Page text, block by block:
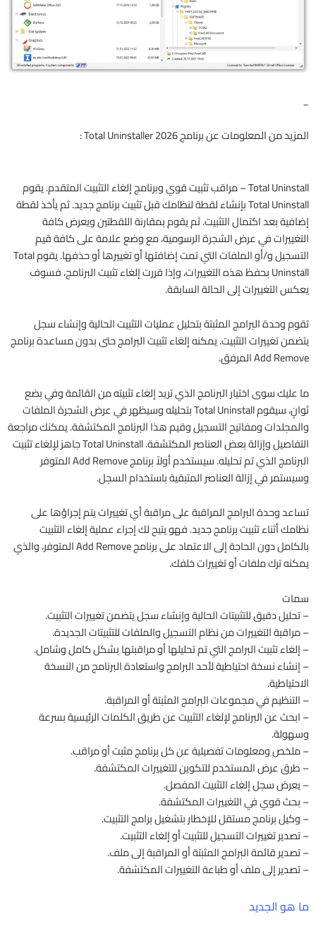
_
المزيد من المعلومات عن برنامج Total Uninstaller 2026 :
Total Uninstall – مراقب تثبيت قوي وبرنامج إلغاء التثبيت المتقدم. يقوم
Total Uninstall بإنشاء لقطة لنظامك قبل تثبيت برنامج جديد. ثم يأخذ لقطة
إضافية بعد اكتمال التثبيت. ثم يقوم بمقارنة اللقطتين ويعرض كافة
التغييرات في عرض الشجرة الرسومية، مع وضع علامة على كافة قيم
التسجيل و/أو الملفات التي تمت إضافتها أو تغييرها أو حذفها. يقوم Total
Uninstall بحفظ هذه التغييرات، وإذا قررت إلغاء تثبيت البرنامج، فسوف
يعكس التغييرات إلى الحالة السابقة.
تقوم وحدة البرامج المثبتة بتحليل عمليات التثبيت الحالية وإنشاء سجل
يتضمن تغييرات التثبيت. يمكنه إلغاء تثبيت البرامج حتى بدون مساعدة برنامج
Add Remove المرفق.
ما عليك سوى اختيار البرنامج الذي تريد إلغاء تثبيته من القائمة وفي بضع
ثوانٍ، سيقوم Total Uninstall بتحليله وسيظهر في عرض الشجرة الملفات
والمجلدات ومفاتيح التسجيل وقيم هذا البرنامج المكتشفة. يمكنك مراجعة
التفاصيل وإزالة بعض العناصر المكتشفة. Total Uninstall جاهز لإلغاء تثبيت
البرنامج الذي تم تحليله. سيستخدم أولاً برنامج Add Remove المتوفر
وسيستمر في إزالة العناصر المتبقية باستخدام السجل.
تساعد وحدة البرامج المراقبة على مراقبة أي تغييرات يتم إجراؤها على
نظامك أثناء تثبيت برنامج جديد. فهو يتيح لك إجراء عملية إلغاء التثبيت
بالكامل دون الحاجة إلى الاعتماد على برنامج Add Remove المتوفر، والذي
يمكنه ترك ملفات أو تغييرات خلفك.
سمات
– تحليل دقيق للتثبيتات الحالية وإنشاء سجل يتضمن تغييرات التثبيت.
– مراقبة التغييرات من نظام التسجيل والملفات للتثبيتات الجديدة.
– إلغاء تثبيت البرامج التي تم تحليلها أو مراقبتها بشكل كامل وشامل.
– إنشاء نسخة احتياطية لأحد البرامج واستعادة البرنامج من النسخة
الاحتياطية.
– التنظيم في مجموعات البرامج المثبتة أو المراقبة.
– ابحث عن البرنامج لإلغاء التثبيت عن طريق الكلمات الرئيسية بسرعة
وسهولة.
– ملخص ومعلومات تفصيلية عن كل برنامج مثبت أو مراقب.
– طرق عرض المستخدم للتكوين للتغييرات المكتشفة.
– يعرض سجل إلغاء التثبيت المفصل.
– بحث قوي في التغييرات المكتشفة.
– وكيل برنامج مستقل للإخطار بتشغيل برامج التثبيت.
– تصدير تغييرات التسجيل للتثبيت أو إلغاء التثبيت.
– تصدير قائمة البرامج المثبتة أو المراقبة إلى ملف.
– تصدير إلى ملف أو طباعة التغييرات المكتشفة.
ما هو الجديد